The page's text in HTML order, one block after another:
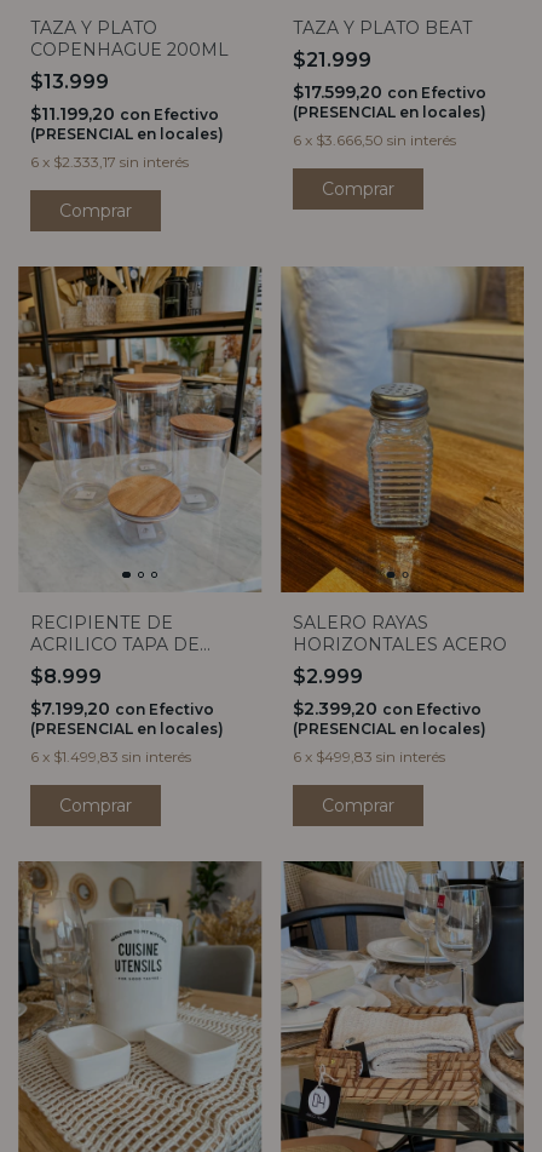
TAZA Y PLATO
COPENHAGUE 200ML
$13.999
$11.199,20 con Efectivo
(PRESENCIAL en locales)
6 x $2.333,17 sin interés
TAZA Y PLATO BEAT
$21.999
$17.599,20 con Efectivo
(PRESENCIAL en locales)
6 x $3.666,50 sin interés
RECIPIENTE DE
ACRILICO TAPA DE
MADERA 900ML (4
medidas)
$8.999
$7.199,20 con Efectivo
(PRESENCIAL en locales)
6 x $1.499,83 sin interés
Comprar
SALERO RAYAS
HORIZONTALES ACERO
$2.999
$2.399,20 con Efectivo
(PRESENCIAL en locales)
6 x $499,83 sin interés